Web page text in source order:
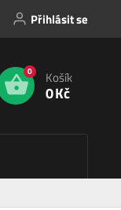
Přihlásit se
0 Košík
0 Kč